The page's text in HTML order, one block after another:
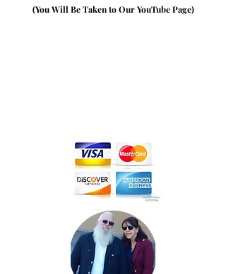
(You Will Be Taken to Our YouTube Page)